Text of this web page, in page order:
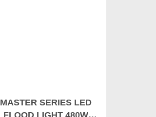
MASTER SERIES LED